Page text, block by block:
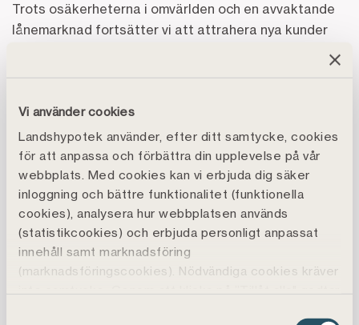
Vi använder cookies
Landshypotek använder, efter ditt samtycke, cookies
för att anpassa och förbättra din upplevelse på vår
webbplats. Med cookies kan vi erbjuda dig säker
inloggning och bättre funktionalitet (funktionella
cookies), analysera hur webbplatsen används
(statistikcookies) och erbjuda personligt anpassat
innehåll samt marknadsföring
(marknadsföringscookies). Nödvändiga cookies kräver
Trots osäkerheterna i omvärlden och en avvaktande
lånemarknad fortsätter vi att attrahera nya kunder
som vi bedriver leder till en stabil och trygg bank.
Efter den något avvaktande våren ser vi nu en ökad
aktivitet bland kunderna på våra lånemarknader,
säger Per Lindblad.
Jämfört med många andra näringar har jord- och
skogsbruket påverkats mindre negativt av pandemin
och dess ekonomiska konsekvenser. Därtill har